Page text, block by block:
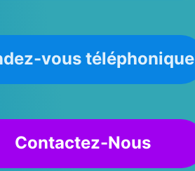
vous téléphonique
Contactez-Nous